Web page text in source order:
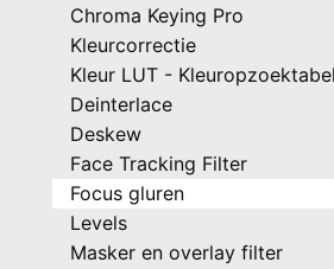
Chroma Keying Pro
Kleurcorrectie
Kleur LUT - Kleuropzoektabel
Deinterlace
Deskew
Face Tracking Filter
Focus gluren
Levels
Masker en overlay filter